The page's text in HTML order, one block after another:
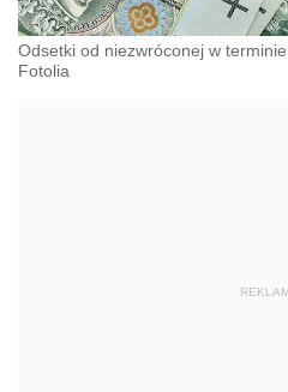
Odsetki od niezwróconej w
Fotolia